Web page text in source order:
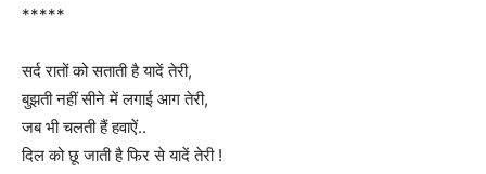
*****
सर्द रातों को सताती है यादें तेरी,
बुझती नहीं सीने में लगाई आग तेरी,
जब भी चलती हैं हवाऐं..
दिल को छू जाती है फिर से यादें तेरी !